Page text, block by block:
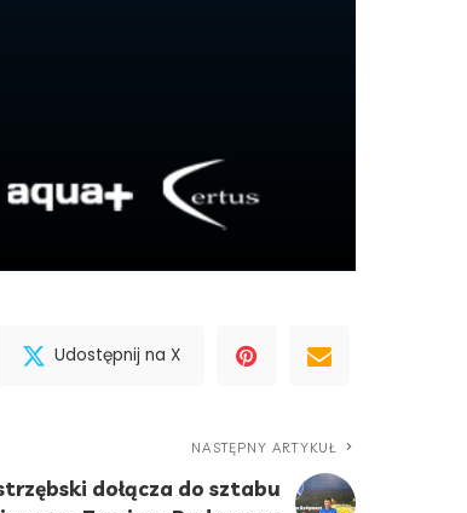
Udostępnij na X
NASTĘPNY ARTYKUŁ
dołącza do sztabu